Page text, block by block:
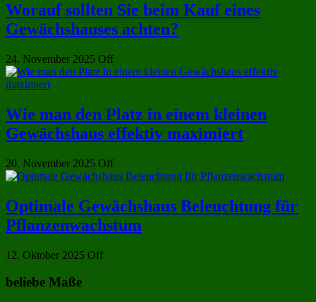
Worauf sollten Sie beim Kauf eines
Gewächshauses achten?
24. November 2025 Off
Wie man den Platz in einem kleinen
Gewächshaus effektiv maximiert
20. November 2025 Off
Optimale Gewächshaus Beleuchtung für
Pflanzenwachstum
12. Oktober 2025 Off
beliebe Maße